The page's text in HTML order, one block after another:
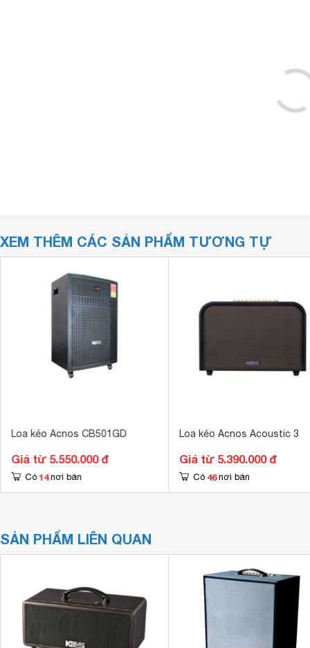
XEM THÊM CÁC SẢN PHẨM TƯƠNG TỰ
Loa kéo Acnos CB501GD
Giá từ 5.550.000 đ
Có 14 nơi bán
Loa kéo Acnos Acoustic 3
Giá từ 5.390.000 đ
Có 46 nơi bán
SẢN PHẨM LIÊN QUAN